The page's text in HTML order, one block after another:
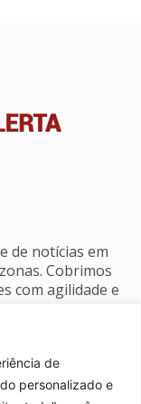
de
personalizado e
de notícias em
Cobrimos
com agilidade e